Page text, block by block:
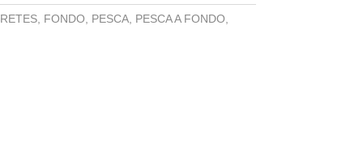
, FONDO PESCA, PESCA A FONDO